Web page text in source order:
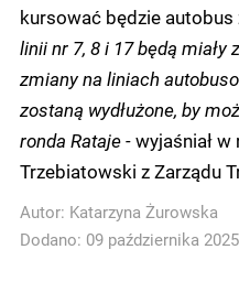
kursować będzie autobus
linii nr 7, 8 i 17 będą miały
zmiany na liniach
zostaną wydłużone, by
ronda Rataje -wyjaśniał
Trzebiatowski z Zarządu
Autor: Katarzyna Żurowska
Dodano: 09 października